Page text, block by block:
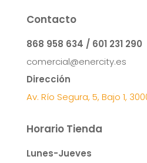
Contacto
868 958 634 / 601 231 290
comercial@enercity.es
Dirección
Av. Río Segura, 5, Bajo 1,
Horario Tienda
Lunes-Jueves